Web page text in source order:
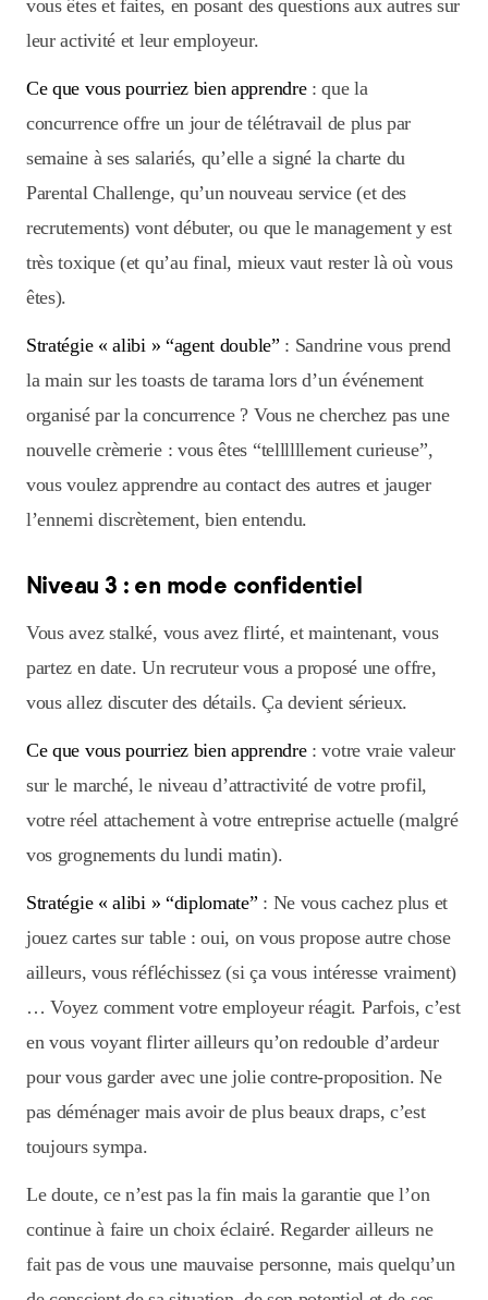
vous êtes et faites, en posant des questions aux autres sur
leur activité et leur employeur.
Ce que vous pourriez bien apprendre: que la
concurrence offre un jour de télétravail de plus par
semaine à ses salariés, qu’elle a signé la charte du
Parental Challenge, qu’un nouveau service (et des
recrutements) vont débuter, ou que le management y est
très toxique (et qu’au final, mieux vaut rester là où vous
êtes).
Stratégie « alibi » “agent double” : Sandrine vous prend
la main sur les toasts de tarama lors d’un événement
organisé par la concurrence ? Vous ne cherchez pas une
nouvelle crèmerie : vous êtes “tellllllement curieuse”,
vous voulez apprendre au contact des autres et jauger
l’ennemi discrètement, bien entendu.
Niveau 3 : en mode confidentiel
Vous avez stalké, vous avez flirté, et maintenant, vous
partez en date. Un recruteur vous a proposé une offre,
vous allez discuter des détails. Ça devient sérieux.
Ce que vous pourriez bien apprendre: votre vraie valeur
sur le marché, le niveau d’attractivité de votre profil,
votre réel attachement à votre entreprise actuelle (malgré
vos grognements du lundi matin).
Stratégie « alibi » “diplomate” : Ne vous cachez plus et
jouez cartes sur table : oui, on vous propose autre chose
ailleurs, vous réfléchissez (si ça vous intéresse vraiment)
… Voyez comment votre employeur réagit. Parfois, c’est
en vous voyant flirter ailleurs qu’on redouble d’ardeur
pour vous garder avec une jolie contre-proposition. Ne
pas déménager mais avoir de plus beaux draps, c’est
toujours sympa.
Le doute, ce n’est pas la fin mais la garantie que l’on
continue à faire un choix éclairé. Regarder ailleurs ne
fait pas de vous une mauvaise personne, mais quelqu’un